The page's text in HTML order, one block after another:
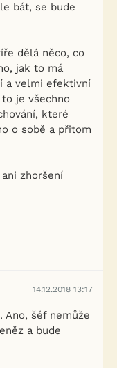
bát, se bude
dělá něco, co
jak to má
a velmi efektivní
je všechno
které
o sobě a přitom
zhoršení
14.12.2018 13:17
šéf nemůže
a bude